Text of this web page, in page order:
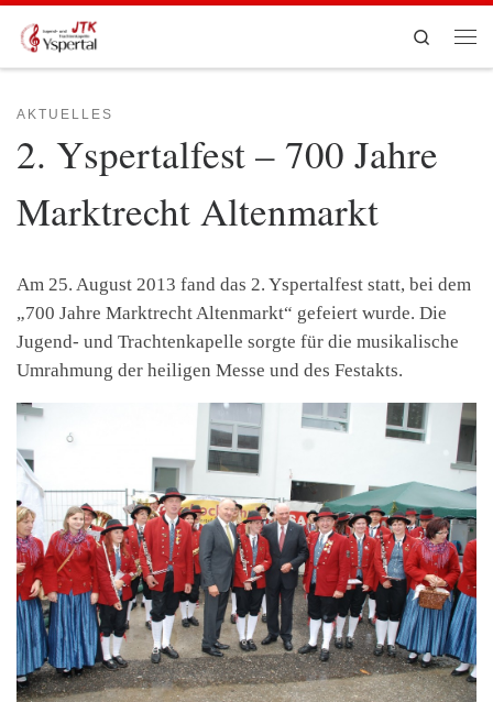
Zum Inhalt springen
Search
AKTUELLES
2. Yspertalfest – 700 Jahre
Marktrecht Altenmarkt
Am 25. August 2013 fand das 2. Yspertalfest statt, bei dem
„700 Jahre Marktrecht Altenmarkt“ gefeiert wurde. Die
Jugend- und Trachtenkapelle sorgte für die musikalische
Umrahmung der heiligen Messe und des Festakts.